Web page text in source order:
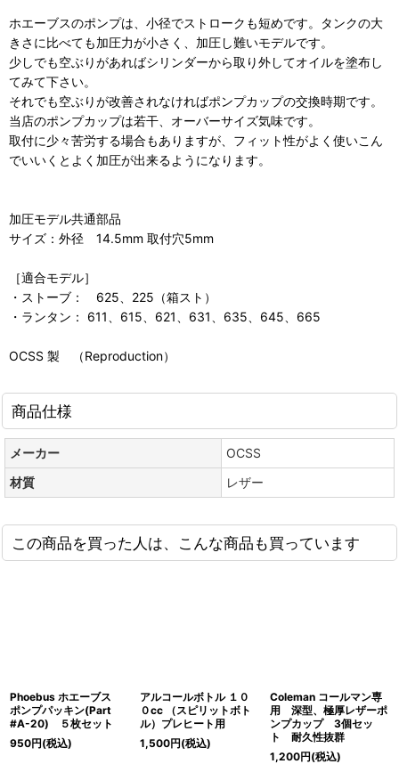
ホエーブスのポンプは、小径でストロークも短めです。タンクの大
きさに比べても加圧力が小さく、加圧し難いモデルです。
少しでも空ぶりがあればシリンダーから取り外してオイルを塗布し
てみて下さい。
それでも空ぶりが改善されなければポンプカップの交換時期です。
当店のポンプカップは若干、オーバーサイズ気味です。
取付に少々苦労する場合もありますが、フィット性がよく使いこん
でいいくとよく加圧が出来るようになります。
加圧モデル共通部品
サイズ：外径 14.5mm 取付穴5mm
［適合モデル］
・ストーブ： 625、225（箱スト）
・ランタン： 611、615、621、631、635、645、665
OCSS 製 （Reproduction）
商品仕様
メーカー
OCSS
材質
レザー
この商品を買った人は、こんな商品も買っています
Phoebus ホエーブス
ポンプパッキン(Part
#A-20) ５枚セット
950円(税込)
アルコールボトル １０
０cc （スピリットボト
ル）プレヒート用
1,500円(税込)
Coleman コールマン専
用 深型、極厚レザーポ
ンプカップ 3個セッ
ト 耐久性抜群
1,200円(税込)